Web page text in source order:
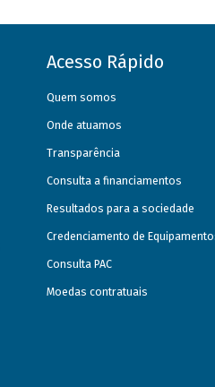
Acesso Rápido
Quem somos
Onde atuamos
Transparência
Consulta a financiamentos
Resultados para a sociedade
Credenciamento de
Consulta PAC
Moedas contratuais